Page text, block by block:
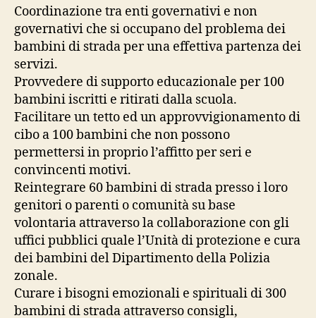
Coordinazione tra enti governativi e non
governativi che si occupano del problema dei
bambini di strada per una effettiva partenza dei
servizi.
Provvedere di supporto educazionale per 100
bambini iscritti e ritirati dalla scuola.
Facilitare un tetto ed un approvvigionamento di
cibo a 100 bambini che non possono
permettersi in proprio l’affitto per seri e
convincenti motivi.
Reintegrare 60 bambini di strada presso i loro
genitori o parenti o comunità su base
volontaria attraverso la collaborazione con gli
uffici pubblici quale l’Unità di protezione e cura
dei bambini del Dipartimento della Polizia
zonale.
Curare i bisogni emozionali e spirituali di 300
bambini di strada attraverso consigli,